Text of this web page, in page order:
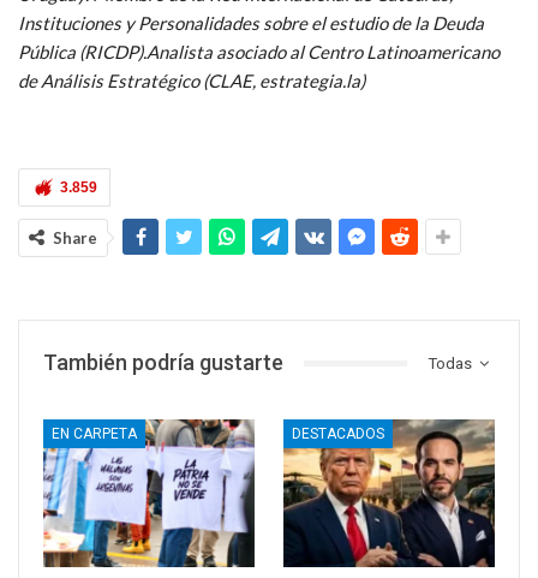
las grandes ciudades, en especial de la capital, Montevideo.
Pero el delito y las balas no saben de direcciones ni estratos
socioeconómicos.
Instituciones y Personalidades sobre el estudio de la Deuda
Pública (RICDP).Analista asociado al Centro Latinoamericano
de Análisis Estratégico (CLAE, estrategia.la)
Todas
También podría gustarte